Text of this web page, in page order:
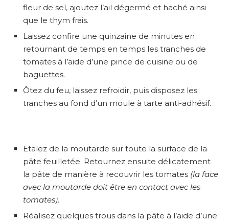
fleur de sel, ajoutez l’ail dégermé et haché ainsi
que le thym frais.
Laissez confire une quinzaine de minutes en
retournant de temps en temps les tranches de
tomates à l’aide d’une pince de cuisine ou de
baguettes.
Ôtez du feu, laissez refroidir, puis disposez les
tranches au fond d’un moule à tarte anti-adhésif.
Etalez de la moutarde sur toute la surface de la
pâte feuilletée. Retournez ensuite délicatement
la pâte de manière à recouvrir les tomates (la face
avec la moutarde doit être en contact avec les
tomates).
Réalisez quelques trous dans la pâte à l’aide d’une